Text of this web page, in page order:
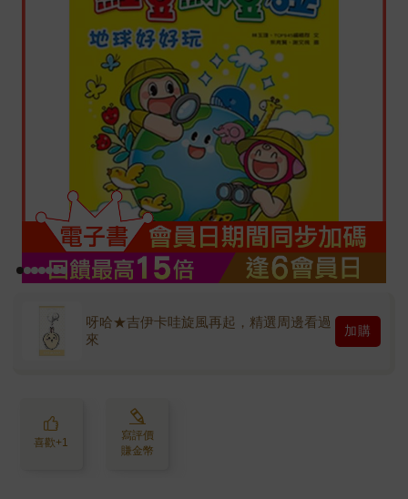
呀哈★吉伊卡哇旋風再起，精選周邊看過
來
加購
喜歡+1
寫評價
賺金幣